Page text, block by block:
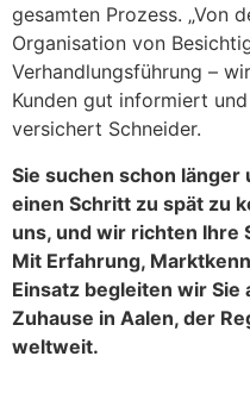
gesamten Prozess. „Von
Organisation von
Verhandlungsführung –
Kunden gut informiert
versichert Schneider.
Sie suchen schon länger
einen Schritt zu spät zu
uns, und wir richten Ihre
Mit Erfahrung,
Einsatz begleiten wir Sie
Zuhause in Aalen, der
weltweit.